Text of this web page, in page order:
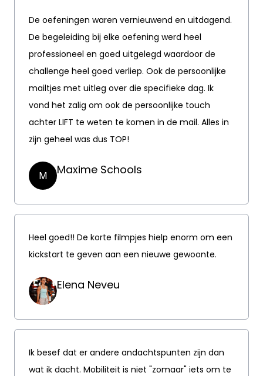
De oefeningen waren vernieuwend en uitdagend.
De begeleiding bij elke oefening werd heel
professioneel en goed uitgelegd waardoor de
challenge heel goed verliep. Ook de persoonlijke
mailtjes met uitleg over die specifieke dag. Ik
vond het zalig om ook de persoonlijke touch
achter LIFT te weten te komen in de mail. Alles in
zijn geheel was dus TOP!
M Maxime Schools
Heel goed!! De korte filmpjes hielp enorm om een
kickstart te geven aan een nieuwe gewoonte.
Elena Neveu
Ik besef dat er andere andachtspunten zijn dan
wat ik dacht. Mobiliteit is niet "zomaar" iets om te